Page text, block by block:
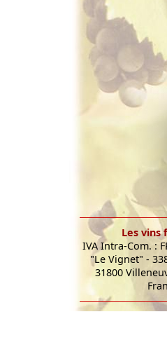
Les vins
IVA Intra-Com. :
"Le Vignet" -
31800